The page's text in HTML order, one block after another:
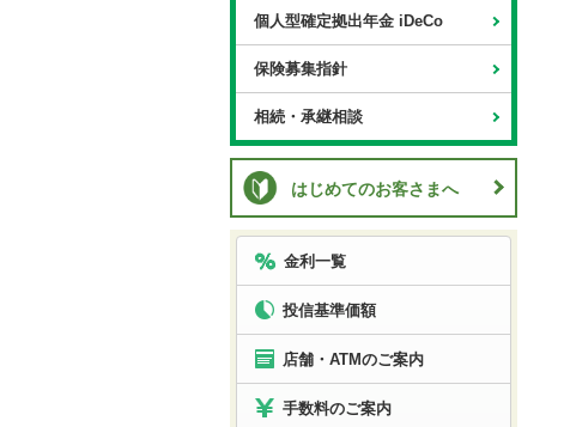
個人型確定拠出年金 iDeCo
保険募集指針
相続・承継相談
はじめてのお客さまへ
金利一覧
投信基準価額
店舗・ATMのご案内
手数料のご案内